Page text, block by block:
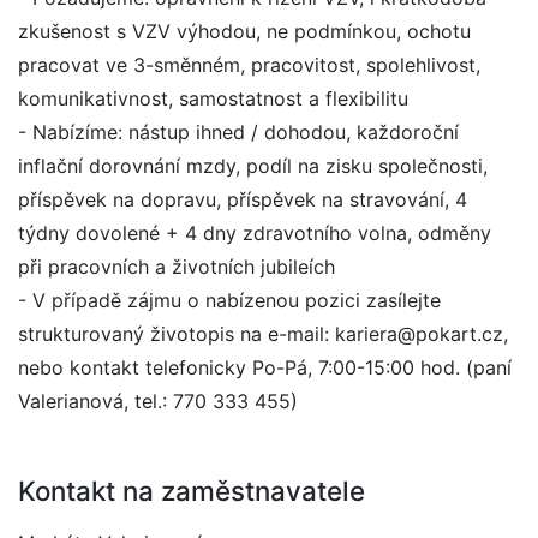
zkušenost s VZV výhodou, ne podmínkou, ochotu
pracovat ve 3-směnném, pracovitost, spolehlivost,
komunikativnost, samostatnost a flexibilitu
- Nabízíme: nástup ihned / dohodou, každoroční
inflační dorovnání mzdy, podíl na zisku společnosti,
příspěvek na dopravu, příspěvek na stravování, 4
týdny dovolené + 4 dny zdravotního volna, odměny
při pracovních a životních jubileích
- V případě zájmu o nabízenou pozici zasílejte
strukturovaný životopis na e-mail: kariera@pokart.cz,
nebo kontakt telefonicky Po-Pá, 7:00-15:00 hod. (paní
Valerianová, tel.: 770 333 455)
Kontakt na zaměstnavatele